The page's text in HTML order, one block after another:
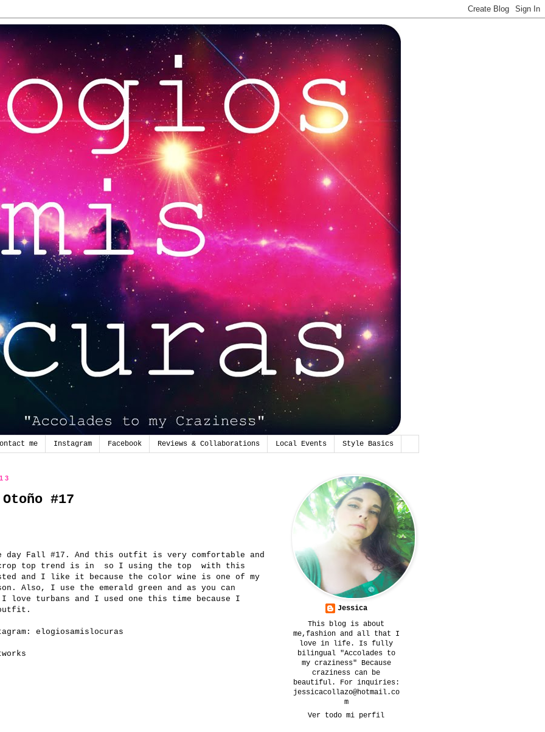
me Instagram Facebook Reviews & Collaborations Local Events Style Basics
#17
Fall #17. And this outfit is very comfortable and
crop top trend is in so I using the top with this
and I like it because the color wine is one of my
Also, I use the emerald green and as you can
turbans and I used one this time because I
elogiosamislocuras
Jessica
This blog is about
me,fashion and all that I
love in life. Is fully
bilingual "Accolades to
my craziness" Because
craziness can be
beautiful. For inquiries:
jessicacollazo@hotmail.co
m
Ver todo mi perfil